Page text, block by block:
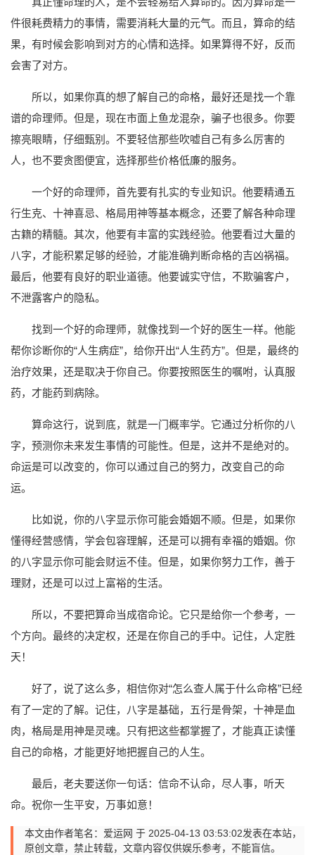
件很耗费精力的事情，需要消耗大量的元气。而且，算命的结
果，有时候会影响到对方的心情和选择。如果算得不好，反而
会害了对方。
所以，如果你真的想了解自己的命格，最好还是找一个靠
谱的命理师。但是，现在市面上鱼龙混杂，骗子也很多。你要
擦亮眼睛，仔细甄别。不要轻信那些吹嘘自己有多么厉害的
人，也不要贪图便宜，选择那些价格低廉的服务。
一个好的命理师，首先要有扎实的专业知识。他要精通五
行生克、十神喜忌、格局用神等基本概念，还要了解各种命理
古籍的精髓。其次，他要有丰富的实践经验。他要看过大量的
八字，才能积累足够的经验，才能准确判断命格的吉凶祸福。
最后，他要有良好的职业道德。他要诚实守信，不欺骗客户，
不泄露客户的隐私。
找到一个好的命理师，就像找到一个好的医生一样。他能
帮你诊断你的“人生病症”，给你开出“人生药方”。但是，最终的
治疗效果，还是取决于你自己。你要按照医生的嘱咐，认真服
药，才能药到病除。
算命这行，说到底，就是一门概率学。它通过分析你的八
字，预测你未来发生事情的可能性。但是，这并不是绝对的。
命运是可以改变的，你可以通过自己的努力，改变自己的命
运。
比如说，你的八字显示你可能会婚姻不顺。但是，如果你
懂得经营感情，学会包容理解，还是可以拥有幸福的婚姻。你
的八字显示你可能会财运不佳。但是，如果你努力工作，善于
理财，还是可以过上富裕的生活。
所以，不要把算命当成宿命论。它只是给你一个参考，一
个方向。最终的决定权，还是在你自己的手中。记住，人定胜
天！
好了，说了这么多，相信你对“怎么查人属于什么命格”已经
有了一定的了解。记住，八字是基础，五行是骨架，十神是血
肉，格局是用神是灵魂。只有把这些都掌握了，才能真正读懂
自己的命格，才能更好地把握自己的人生。
最后，老夫要送你一句话：信命不认命，尽人事，听天
命。祝你一生平安，万事如意！
本文由作者笔名：爱运网 于 2025-04-13 03:53:02发表在本站，
原创文章，禁止转载，文章内容仅供娱乐参考，不能盲信。